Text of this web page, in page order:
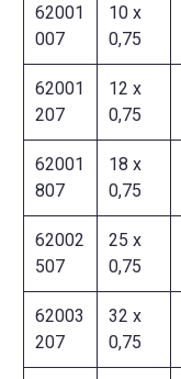
62001
007
10 x
0,75
62001
207
12 x
0,75
62001
807
18 x
0,75
62002
507
25 x
0,75
62003
207
32 x
0,75